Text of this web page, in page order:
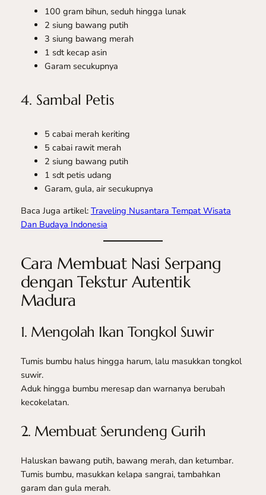
100 gram bihun, seduh hingga lunak
2 siung bawang putih
3 siung bawang merah
1 sdt kecap asin
Garam secukupnya
4. Sambal Petis
5 cabai merah keriting
5 cabai rawit merah
2 siung bawang putih
1 sdt petis udang
Garam, gula, air secukupnya
Baca Juga artikel: Traveling Nusantara Tempat Wisata
Dan Budaya Indonesia
Cara Membuat Nasi Serpang
dengan Tekstur Autentik
Madura
1. Mengolah Ikan Tongkol Suwir
Tumis bumbu halus hingga harum, lalu masukkan tongkol
suwir.
Aduk hingga bumbu meresap dan warnanya berubah
kecokelatan.
2. Membuat Serundeng Gurih
Haluskan bawang putih, bawang merah, dan ketumbar.
Tumis bumbu, masukkan kelapa sangrai, tambahkan
garam dan gula merah.